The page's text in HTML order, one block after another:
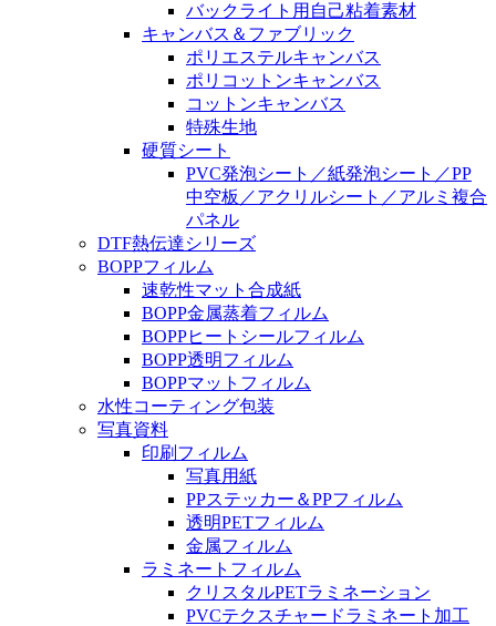
バックライト用自己粘着素材
キャンバス＆ファブリック
ポリエステルキャンバス
ポリコットンキャンバス
コットンキャンバス
特殊生地
硬質シート
PVC発泡シート／紙発泡シート／PP
中空板／アクリルシート／アルミ複合
パネル
DTF熱伝達シリーズ
BOPPフィルム
速乾性マット合成紙
BOPP金属蒸着フィルム
BOPPヒートシールフィルム
BOPP透明フィルム
BOPPマットフィルム
水性コーティング包装
写真資料
印刷フィルム
写真用紙
PPステッカー＆PPフィルム
透明PETフィルム
金属フィルム
ラミネートフィルム
クリスタルPETラミネーション
PVCテクスチャードラミネート加工